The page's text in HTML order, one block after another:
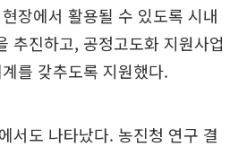
장에서 활용될 수 있도록 시내
추진하고, 공정고도화 지원사업
를 갖추도록 지원했다.
서도 나타났다. 농진청 연구 결